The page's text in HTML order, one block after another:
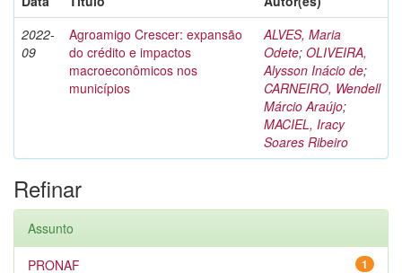
2022-
09
Agroamigo Crescer: expansão
do crédito e impactos
macroeconômicos nos
municípios
ALVES, Maria
Odete; OLIVEIRA,
Alysson Inácio de;
CARNEIRO, Wendell
Márcio Araújo;
MACIEL, Iracy
Soares Ribeiro
Refinar
Assunto
1
PRONAF